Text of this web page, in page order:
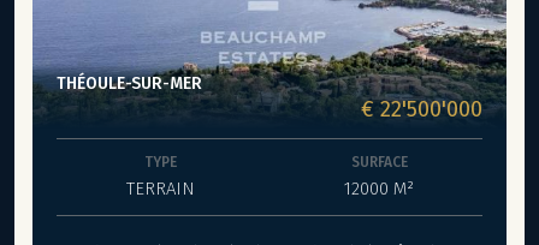
THÉOULE-SUR-MER
€ 22'500'000
TYPE
TERRAIN
SURFACE
12000 M²